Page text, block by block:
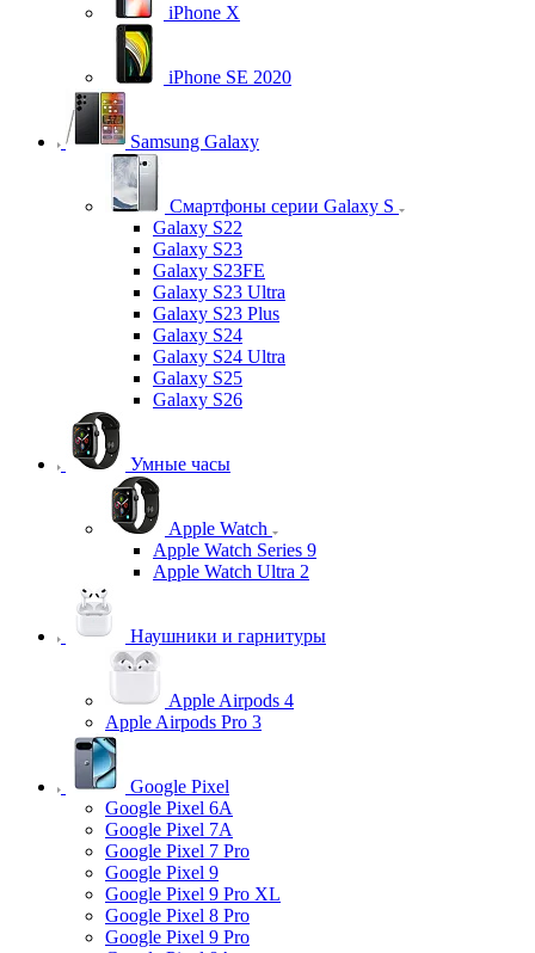
iPhone X
iPhone SE 2020
Samsung Galaxy
Смартфоны серии Galaxy S
Galaxy S22
Galaxy S23
Galaxy S23FE
Galaxy S23 Ultra
Galaxy S23 Plus
Galaxy S24
Galaxy S24 Ultra
Galaxy S25
Galaxy S26
Умные часы
Apple Watch
Apple Watch Series 9
Apple Watch Ultra 2
Наушники и гарнитуры
Apple Airpods 4
Apple Airpods Pro 3
Google Pixel
Google Pixel 6A
Google Pixel 7А
Google Pixel 7 Pro
Google Pixel 9
Google Pixel 9 Pro XL
Google Pixel 8 Pro
Google Pixel 9 Pro